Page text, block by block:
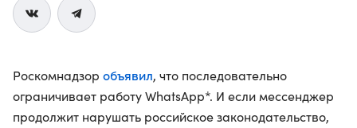
Роскомнадзор объявил, что последовательно
ограничивает работу WhatsApp*. И если мессенджер
продолжит нарушать российское законодательство,